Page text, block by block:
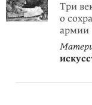
Три
о
армии